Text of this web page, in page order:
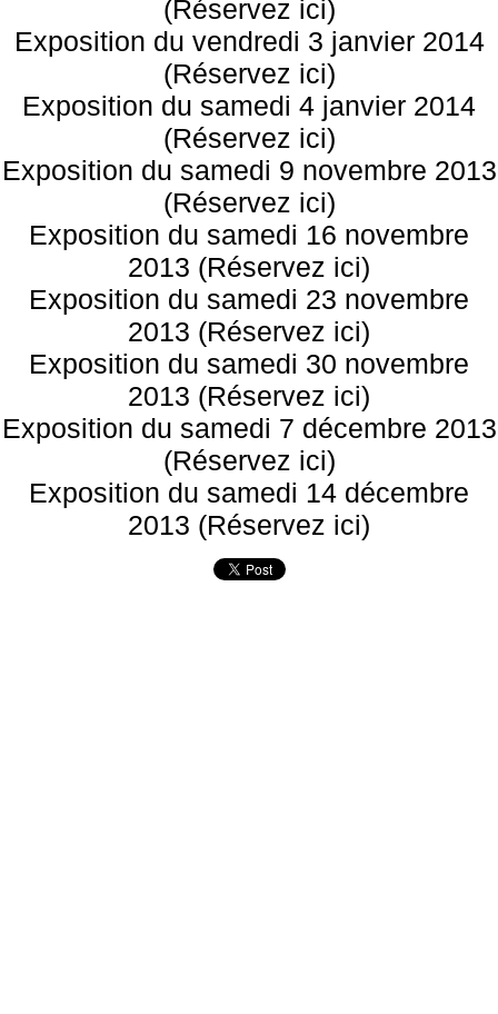
(Réservez ici)
Exposition du vendredi 3 janvier 2014
(Réservez ici)
Exposition du samedi 4 janvier 2014
(Réservez ici)
Exposition du samedi 9 novembre 2013
(Réservez ici)
Exposition du samedi 16 novembre
2013 (Réservez ici)
Exposition du samedi 23 novembre
2013 (Réservez ici)
Exposition du samedi 30 novembre
2013 (Réservez ici)
Exposition du samedi 7 décembre 2013
(Réservez ici)
Exposition du samedi 14 décembre
2013 (Réservez ici)